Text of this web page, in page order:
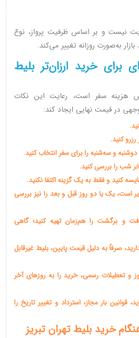
نیست و بر اساس ظرفیت پرواز، نوع
به‌صورت روزانه تغییر می‌کند.
برای خرید ارزان‌تر بلیط
هزینه سفر است، رعایت این نکات
در قیمت نهایی ایجاد کند:
و سه‌شنبه را برای سفر انتخاب کنید.
شب را بررسی کنید.
کنید و فقط به یک گزینه اکتفا نکنید.
است، یک یا دو روز قبل و بعد را نیز بررسی
و برگشت را هم‌زمان تهیه کنید؛ گاهی
صرفاً به دلیل قیمت پایین، بلیط غیرقابل
و تعطیلات رسمی، خرید را به روزهای آخر
قوانین بار مجاز، استرداد و تغییر تاریخ را
خرید بلیط تهران تبریز